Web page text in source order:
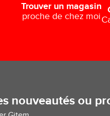
Trouver un magasin
proche de chez moi
nouveautés ou